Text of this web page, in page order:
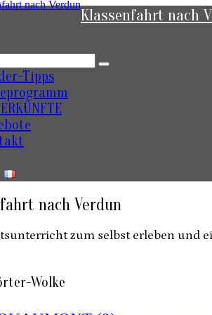
Klassenfahrt nach
Tipps
nach Verdun
zum selbst erleben und
Wolke